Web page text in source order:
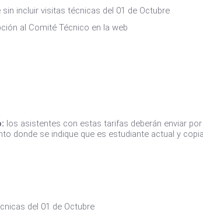
incluir visitas técnicas del 01 de Octubre
al Comité Técnico en la web
los asistentes con estas tarifas deberán enviar
donde se indique que es estudiante actual y
del 01 de Octubre